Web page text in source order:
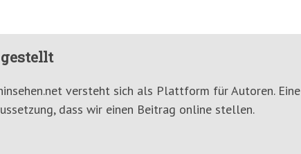
versteht sich als Plattform für Autoren. Eine
dass wir einen Beitrag online stellen.